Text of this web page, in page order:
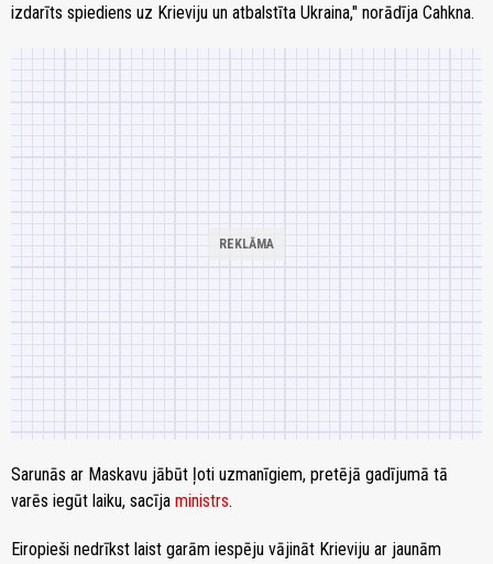
izdarīts spiediens uz Krieviju un atbalstīta Ukraina," norādīja Cahkna.
Sarunās ar Maskavu jābūt ļoti uzmanīgiem, pretējā gadījumā tā
varēs iegūt laiku, sacīja ministrs.
Eiropieši nedrīkst laist garām iespēju vājināt Krieviju ar jaunām